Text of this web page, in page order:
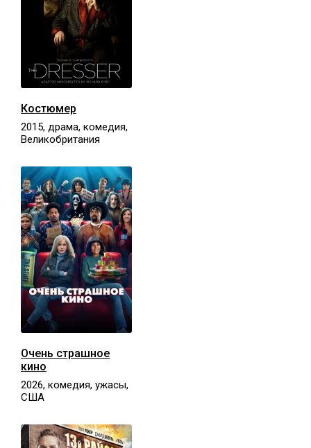
Костюмер
2015, драма, комедия,
Великобритания
Очень страшное
кино
2026, комедия, ужасы,
США